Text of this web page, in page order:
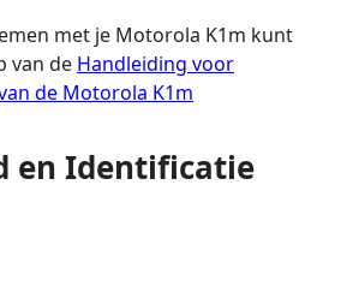
met je Motorola K1m kunt
van de Handleiding voor
de Motorola K1m
en Identificatie